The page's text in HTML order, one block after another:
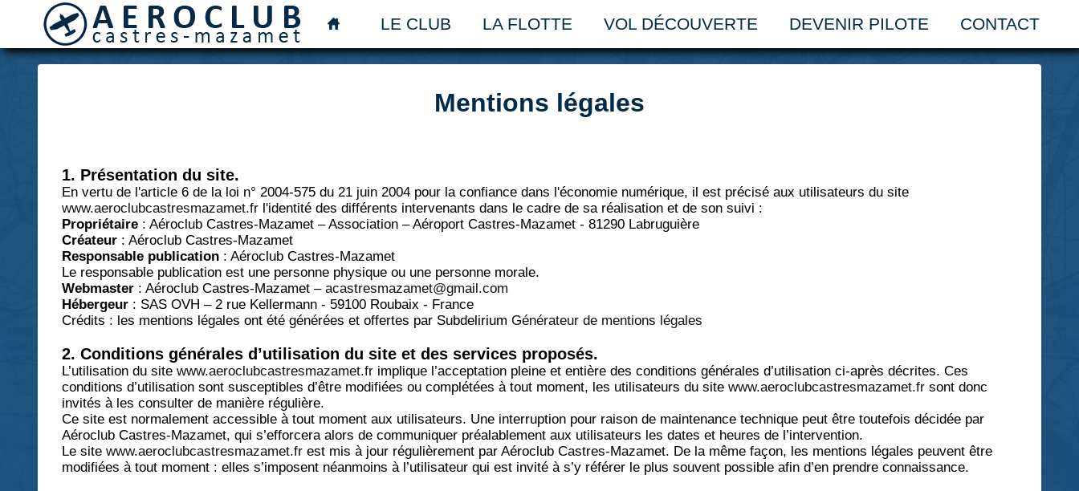
LE CLUB LA FLOTTE VOL DÉCOUVERTE DEVENIR PILOTE CONTACT
Mentions légales
1. Présentation du site.
En vertu de l'article 6 de la loi n° 2004-575 du 21 juin 2004 pour la confiance dans l'économie numérique, il est précisé aux utilisateurs du site
www.aeroclubcastresmazamet.fr l'identité des différents intervenants dans le cadre de sa réalisation et de son suivi :
Propriétaire : Aéroclub Castres-Mazamet – Association – Aéroport Castres-Mazamet - 81290 Labruguière
Créateur : Aéroclub Castres-Mazamet
Responsable publication : Aéroclub Castres-Mazamet
Le responsable publication est une personne physique ou une personne morale.
Webmaster : Aéroclub Castres-Mazamet – acastresmazamet@gmail.com
Hébergeur : SAS OVH – 2 rue Kellermann - 59100 Roubaix - France
Crédits : les mentions légales ont été générées et offertes par Subdelirium Générateur de mentions légales
2. Conditions générales d’utilisation du site et des services proposés.
L’utilisation du site www.aeroclubcastresmazamet.fr implique l’acceptation pleine et entière des conditions générales d’utilisation ci-après décrites. Ces
conditions d’utilisation sont susceptibles d’être modifiées ou complétées à tout moment, les utilisateurs du site www.aeroclubcastresmazamet.fr sont donc
invités à les consulter de manière régulière.
Ce site est normalement accessible à tout moment aux utilisateurs. Une interruption pour raison de maintenance technique peut être toutefois décidée par
Aéroclub Castres-Mazamet, qui s’efforcera alors de communiquer préalablement aux utilisateurs les dates et heures de l’intervention.
Le site www.aeroclubcastresmazamet.fr est mis à jour régulièrement par Aéroclub Castres-Mazamet. De la même façon, les mentions légales peuvent être
modifiées à tout moment : elles s’imposent néanmoins à l’utilisateur qui est invité à s’y référer le plus souvent possible afin d’en prendre connaissance.